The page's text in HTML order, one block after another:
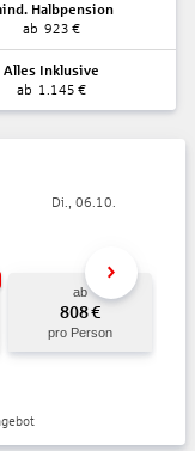
Halbpension
ab 923 €
Alles Inklusive
ab 1.145 €
Di., 06.10.
ab
808€
pro Person